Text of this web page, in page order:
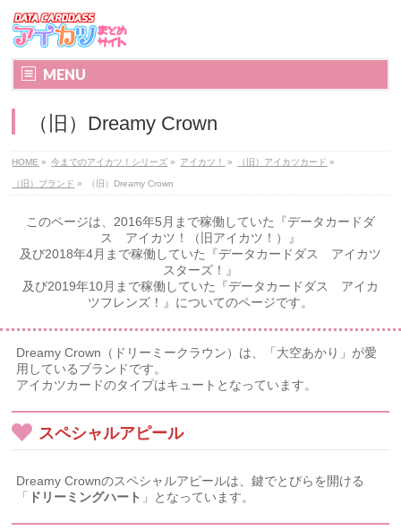
MENU
（旧）Dreamy Crown
HOME » 今までのアイカツ！シリーズ » アイカツ！ » （旧）アイカツカード »
（旧）ブランド » （旧）Dreamy Crown
このページは、2016年5月まで稼働していた『データカードダ
ス アイカツ！（旧アイカツ！）』
及び2018年4月まで稼働していた『データカードダス アイカツ
スターズ！』
及び2019年10月まで稼働していた『データカードダス アイカ
ツフレンズ！』についてのページです。
Dreamy Crown（ドリーミークラウン）は、「大空あかり」が愛
用しているブランドです。
アイカツカードのタイプはキュートとなっています。
スペシャルアピール
Dreamy Crownのスペシャルアピールは、鍵でとびらを開ける
「
ドリーミングハート 」となっています。